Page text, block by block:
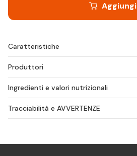
Aggiungi
Caratteristiche
Produttori
Ingredienti e valori nutrizionali
Tracciabilità e AVVERTENZE